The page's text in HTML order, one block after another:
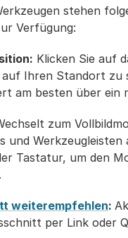
stehen
Verfügung:
Klicken Sie auf
Ihren Standort zu
am besten über ein
zum
und Werkzeugleisten
Tastatur, um den
weiterempfehlen:
per Link oder